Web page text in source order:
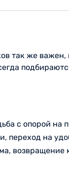
так же
с опорой
переход на
возвращение